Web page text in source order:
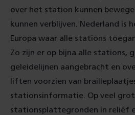
over het station kunnen
kunnen verblijven. Nederland is
Europa waar alle stations
Zo zijn er op bijna alle stations,
geleidelijnen aangebracht en
liften voorzien van
stationsinformatie. Op veel
stationsplattegronden in reliëf